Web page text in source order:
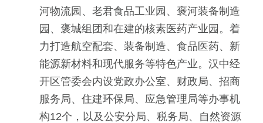
河物流园、老君食品工业园、褒河装备制造
园、褒城组团和在建的核素医药产业园。着
力打造航空配套、装备制造、食品医药、新
能源新材料和现代服务等特色产业。汉中经
开区管委会内设党政办公室、财政局、招商
服务局、住建环保局、应急管理局等办事机
构12个，以及公安分局、税务局、自然资源